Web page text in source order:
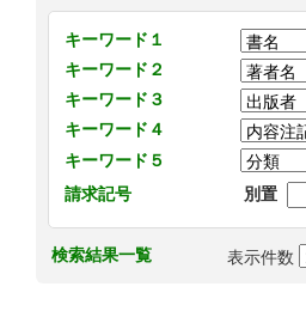
キーワード１
キーワード２
キーワード３
キーワード４
キーワード５
請求記号
別置
検索結果一覧 表示件数